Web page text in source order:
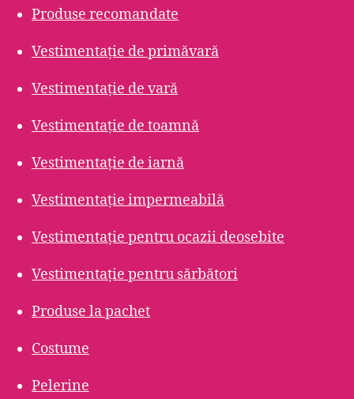
Produse recomandate
Vestimentație de primăvară
Vestimentație de vară
Vestimentație de toamnă
Vestimentație de iarnă
Vestimentație impermeabilă
Vestimentație pentru ocazii deosebite
Vestimentație pentru sărbători
Produse la pachet
Costume
Pelerine